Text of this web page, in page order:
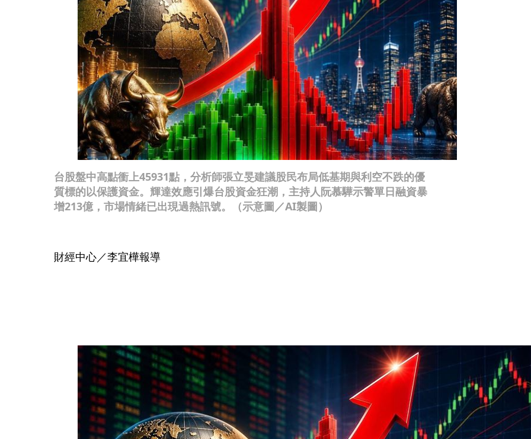
台股盤中高點衝上45931點，分析師張立旻建議股民布局低基期與利空不跌的優
質標的以保護資金。輝達效應引爆台股資金狂潮，主持人阮慕驊示警單日融資暴
增213億，市場情緒已出現過熱訊號。（示意圖／AI製圖）
財經中心／李宜樺報導